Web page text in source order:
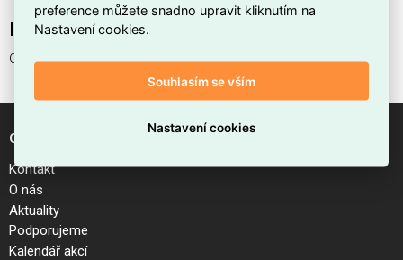
Interní název produktu
CEE-Adapter
O společnosti
Kontakt
O nás
Aktuality
Podporujeme
Kalendář akcí
preference můžete snadno upravit kliknutím na
Nastavení cookies.
Souhlasím se vším
Nastavení cookies